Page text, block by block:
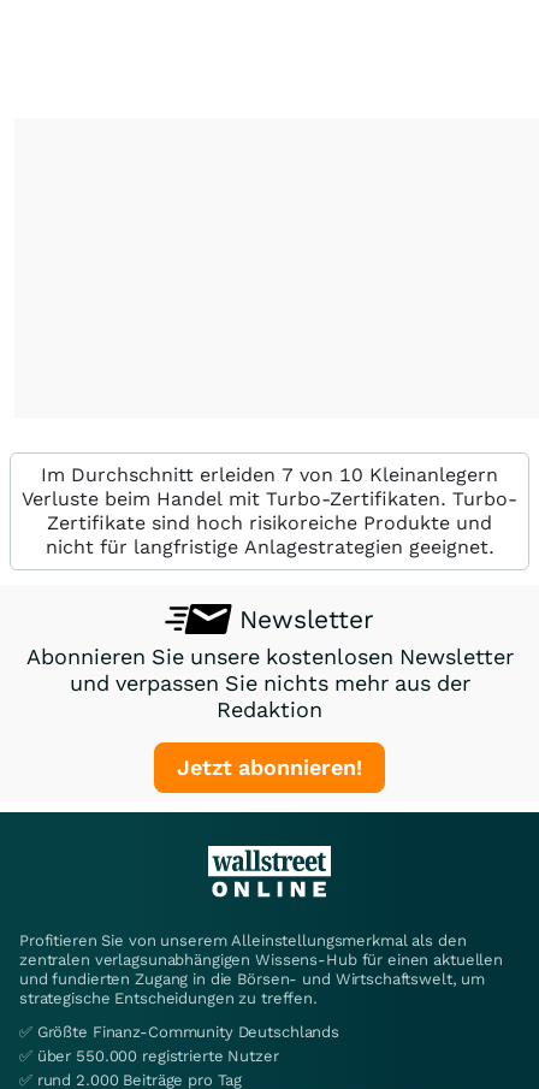
Im Durchschnitt erleiden 7 von 10 Kleinanlegern
Verluste beim Handel mit Turbo-Zertifikaten. Turbo-
Zertifikate sind hoch risikoreiche Produkte und
nicht für langfristige Anlagestrategien geeignet.
Newsletter
Abonnieren Sie unsere kostenlosen Newsletter
und verpassen Sie nichts mehr aus der
Redaktion
Jetzt abonnieren!
Profitieren Sie von unserem Alleinstellungsmerkmal als den
zentralen verlagsunabhängigen Wissens-Hub für einen aktuellen
und fundierten Zugang in die Börsen- und Wirtschaftswelt, um
strategische Entscheidungen zu treffen.
✅ Größte Finanz-Community Deutschlands
✅ über 550.000 registrierte Nutzer
✅ rund 2.000 Beiträge pro Tag